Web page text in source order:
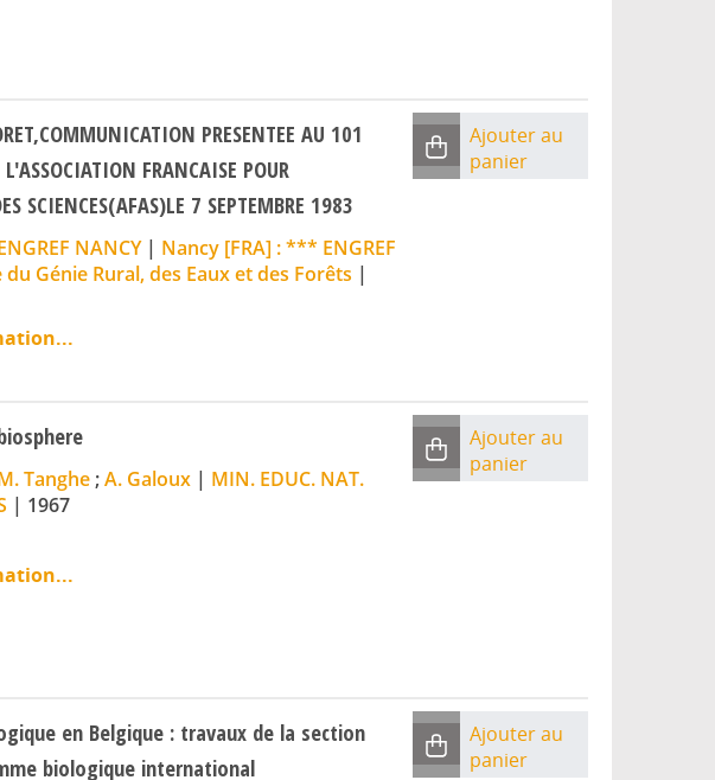
PRESENTEE AU 101
L'ASSOCIATION FRANCAISE POUR
SCIENCES(AFAS)LE 7 SEPTEMBRE 1983
NANCY | Nancy [FRA] : *** ENGREF
Génie Rural, des Eaux et des Forêts |
Ajouter au
panier
Tanghe;A. Galoux | MIN. EDUC. NAT.
| 1967
Ajouter au
panier
en Belgique : travaux de la section
biologique international
Ajouter au
panier